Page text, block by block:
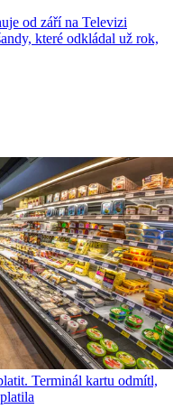
od září na Televizi
které odkládal už rok,
Terminál kartu odmítl,